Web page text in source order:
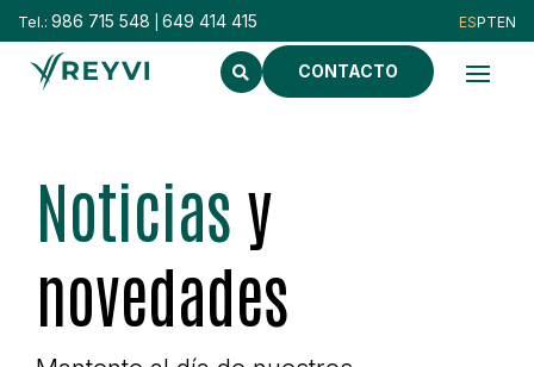
Tel.: 986 715 548 649 414 415
CONTACTO
Noticias y
novedades